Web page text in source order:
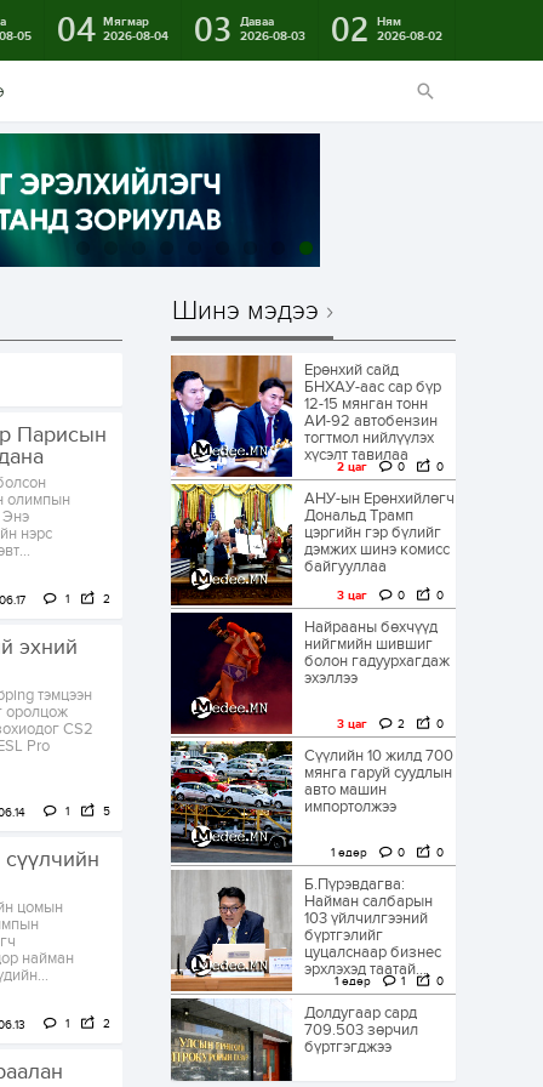
05
04 Мягмар
2026-08-04
03
Даваа
2026-08-03
02
Ням
2026-08-02
Парисын
олимпын
Энэ
нэрс
1 2
эхний
тэмцээн
оролцож
CS2
Pro
1 5
цомын
найман
1 2
Шинэ мэдээ
Ерөнхий сайд
БНХАУ-аас сар бүр
12-15 мянган тонн
АИ-92 автобензин
тогтмол нийлүүлэх
хүсэлт тавилаа
2 цаг 0 0
АНУ-ын Ерөнхийлөгч
Дональд Трамп
цэргийн гэр бүлийг
дэмжих шинэ комисс
байгууллаа
3 цаг 0 0
Найрааны бөхчүүд
нийгмийн шившиг
болон гадуурхагдаж
эхэллээ
3 цаг 2 0
Сүүлийн 10 жилд 700
мянга гаруй суудлын
авто машин
импортолжээ
1 өдөр 0 0
Б.Пүрэвдагва:
Найман салбарын
103 үйлчилгээний
бүртгэлийг
цуцалснаар бизнес
эрхлэхэд таатай...
1 өдөр 1 0
Долдугаар сард
709.503 зөрчил
бүртгэгджээ